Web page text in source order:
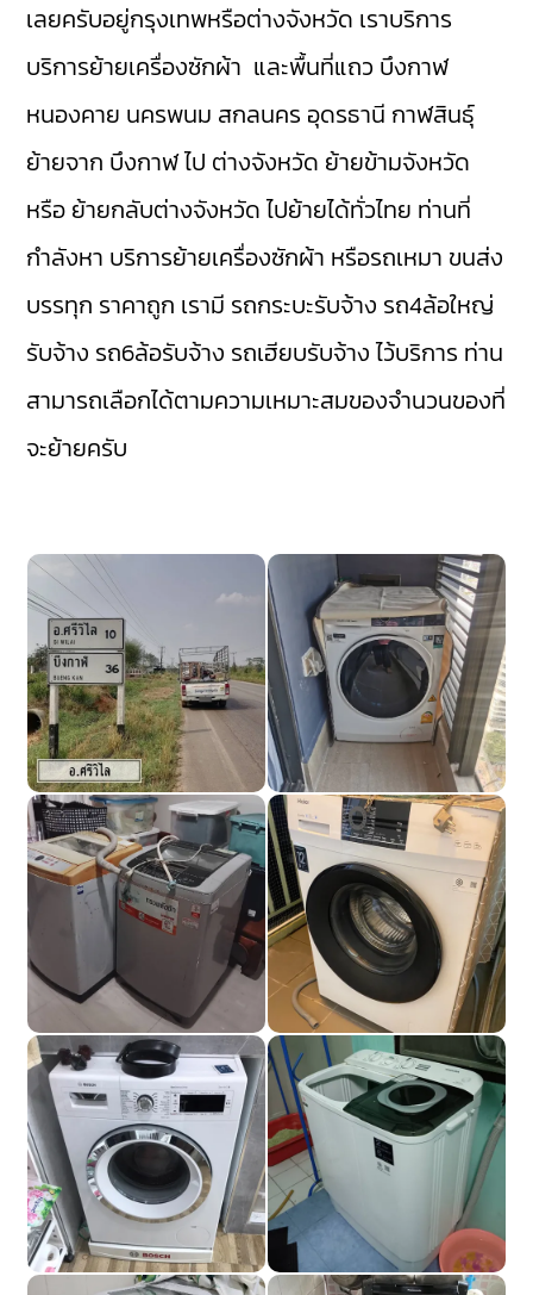
เลยครับอยู่กรุงเทพหรือต่างจังหวัด เราบริการ
บริการย้ายเครื่องซักผ้า และพื้นที่แถว บึงกาฬ
หนองคาย นครพนม สกลนคร อุดรธานี กาฬสินธุ์
ย้ายจาก บึงกาฬ ไป ต่างจังหวัด ย้ายข้ามจังหวัด
หรือ ย้ายกลับต่างจังหวัด ไปย้ายได้ทั่วไทย ท่านที่
กำลังหา บริการย้ายเครื่องซักผ้า หรือรถเหมา ขนส่ง
บรรทุก ราคาถูก เรามี รถกระบะรับจ้าง รถ4ล้อใหญ่
รับจ้าง รถ6ล้อรับจ้าง รถเฮียบรับจ้างไว้บริการ ท่าน
สามารถเลือกได้ตามความเหมาะสมของจำนวนของที่
จะย้ายครับ